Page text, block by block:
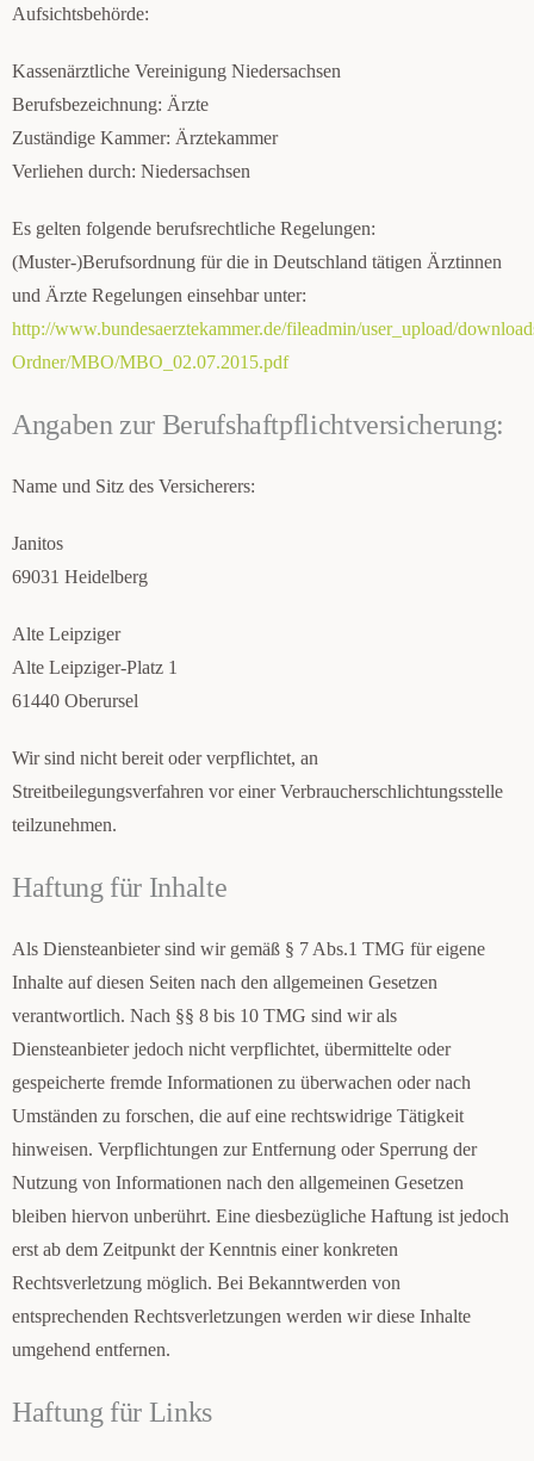
Aufsichtsbehörde:
Kassenärztliche Vereinigung Niedersachsen
Berufsbezeichnung: Ärzte
Zuständige Kammer: Ärztekammer
Verliehen durch: Niedersachsen
Es gelten folgende berufsrechtliche Regelungen:
(Muster-)Berufsordnung für die in Deutschland tätigen Ärztinnen
und Ärzte Regelungen einsehbar unter:
http://www.bundesaerztekammer.de/fileadmin/user_upload/
Ordner/MBO/MBO_02.07.2015.pdf
Angaben zur Berufshaftpflichtversicherung:
Name und Sitz des Versicherers:
Janitos
69031 Heidelberg
Alte Leipziger
Alte Leipziger-Platz 1
61440 Oberursel
Wir sind nicht bereit oder verpflichtet, an
Streitbeilegungsverfahren vor einer Verbraucherschlichtungsstelle
teilzunehmen.
Haftung für Inhalte
Als Diensteanbieter sind wir gemäß § 7 Abs.1 TMG für eigene
Inhalte auf diesen Seiten nach den allgemeinen Gesetzen
verantwortlich. Nach §§ 8 bis 10 TMG sind wir als
Diensteanbieter jedoch nicht verpflichtet, übermittelte oder
gespeicherte fremde Informationen zu überwachen oder nach
Umständen zu forschen, die auf eine rechtswidrige Tätigkeit
hinweisen. Verpflichtungen zur Entfernung oder Sperrung der
Nutzung von Informationen nach den allgemeinen Gesetzen
bleiben hiervon unberührt. Eine diesbezügliche Haftung ist jedoch
erst ab dem Zeitpunkt der Kenntnis einer konkreten
Rechtsverletzung möglich. Bei Bekanntwerden von
entsprechenden Rechtsverletzungen werden wir diese Inhalte
umgehend entfernen.
Haftung für Links